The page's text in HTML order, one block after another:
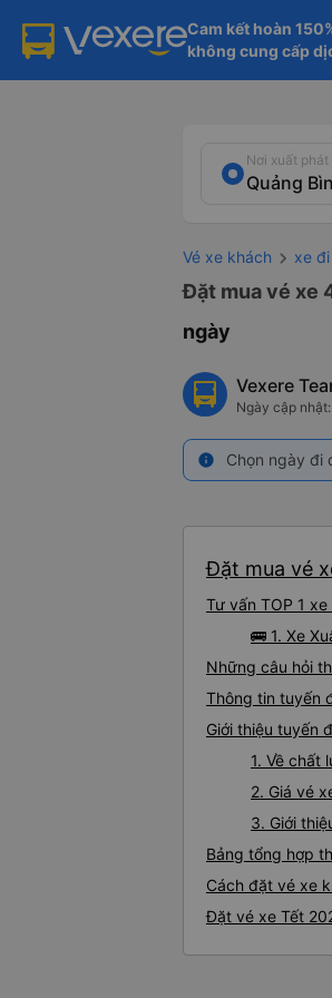
Cam kết hoàn
không cung cấp
Nơi xuất phát
Vé xe khách xe
Đặt mua vé xe
ngày
Vexere
Ngày cập
info Chọn ngày đi
Đặt mua vé
Tư vấn TOP 1
🚌 1. Xe
Những câu hỏi
Thông tin tuyến
Giới thiệu tuyến
1. Về chất
2. Giá vé
3. Giới
Bảng tổng hợp
Cách đặt vé xe
Đặt vé xe Tết